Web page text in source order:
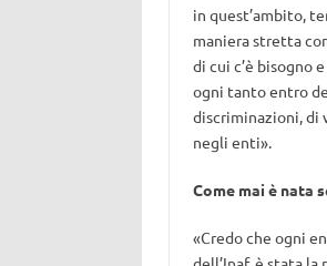
in quest’ambito,
maniera stretta
di cui c’è bisogno
ogni tanto entro
discriminazioni, di
negli enti».
Come mai è nata
«Credo che ogni